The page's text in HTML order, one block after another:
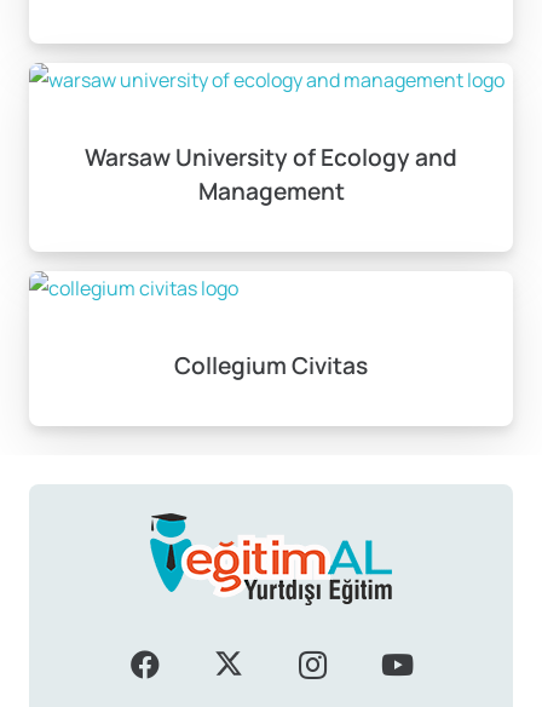
Warsaw University of Ecology and
Management
Collegium Civitas